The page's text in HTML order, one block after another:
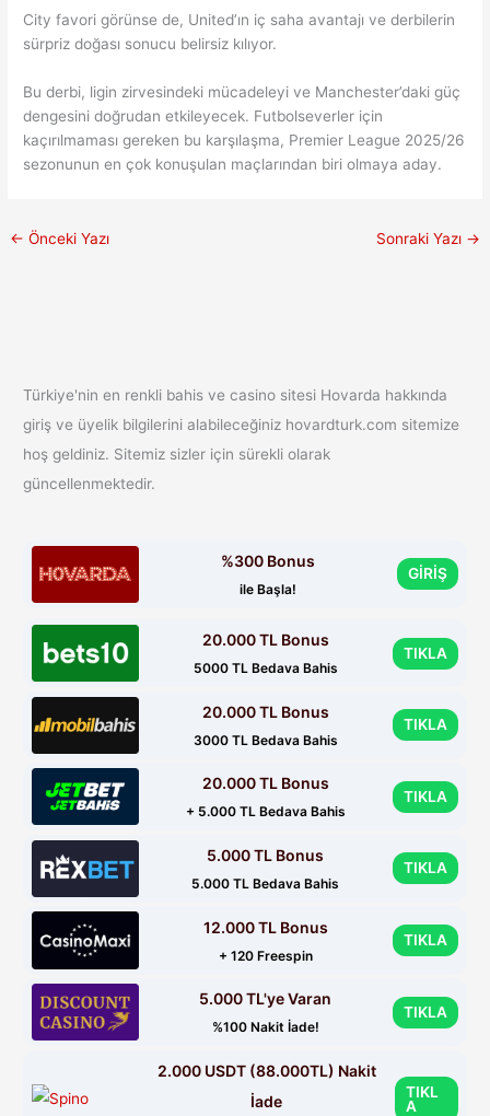
City favori görünse de, United’ın iç saha avantajı ve derbilerin
sürpriz doğası sonucu belirsiz kılıyor.
Bu derbi, ligin zirvesindeki mücadeleyi ve Manchester’daki güç
dengesini doğrudan etkileyecek. Futbolseverler için
kaçırılmaması gereken bu karşılaşma, Premier League 2025/26
sezonunun en çok konuşulan maçlarından biri olmaya aday.
← Önceki Yazı Sonraki Yazı →
Türkiye'nin en renkli bahis ve casino sitesi Hovarda hakkında
giriş ve üyelik bilgilerini alabileceğiniz hovardturk.com sitemize
hoş geldiniz. Sitemiz sizler için sürekli olarak
güncellenmektedir.
%300 Bonus
ile Başla!
GİRİŞ
20.000 TL Bonus
5000 TL Bedava Bahis
TIKLA
20.000 TL Bonus
3000 TL Bedava Bahis
TIKLA
20.000 TL Bonus
+ 5.000 TL Bedava Bahis
TIKLA
5.000 TL Bonus
5.000 TL Bedava Bahis
TIKLA
12.000 TL Bonus
+ 120 Freespin
TIKLA
5.000 TL'ye Varan
%100 Nakit İade!
TIKLA
2.000 USDT (88.000TL) Nakit
İade
TIKL
A